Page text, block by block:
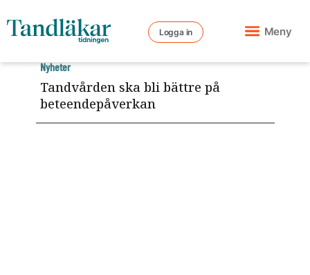
Logga in Meny
Tandvården ska bli bättre på
beteendepåverkan
Nyheter